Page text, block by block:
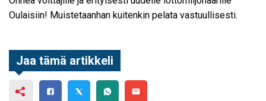
Oulaisiin! Muistetaanhan kuitenkin pelata vastuullisesti.
Jaa tämä artikkeli